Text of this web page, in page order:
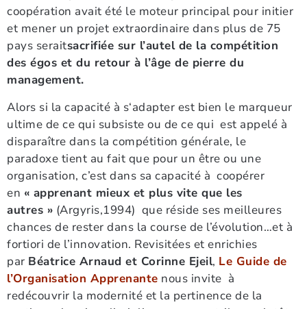
coopération avait été le moteur principal pour initier
et mener un projet extraordinaire dans plus de 75
pays seraitsacrifiée sur l’autel de la compétition
des égos et du retour à l’âge de pierre du
management.
Alors si la capacité à s‘adapter est bien le marqueur
ultime de ce qui subsiste ou de ce qui est appelé à
disparaître dans la compétition générale, le
paradoxe tient au fait que pour un être ou une
organisation, c’est dans sa capacité à coopérer
en « apprenant mieux et plus vite que les
autres » (Argyris,1994) que réside ses meilleures
chances de rester dans la course de l’évolution…et à
fortiori de l’innovation. Revisitées et enrichies
par Béatrice Arnaud et Corinne Ejeil, Le Guide de
l’Organisation Apprenante nous invite à
redécouvrir la modernité et la pertinence de la